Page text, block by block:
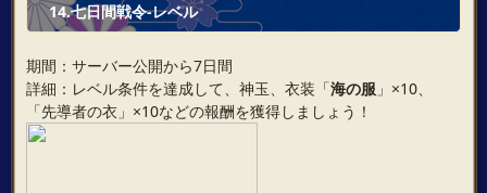
14.七日間戦令-レベル
期間：サーバー公開から7日間
詳細：レベル条件を達成して、神玉、衣装「海の服」×10、
「先導者の衣」×10などの報酬を獲得しましょう！